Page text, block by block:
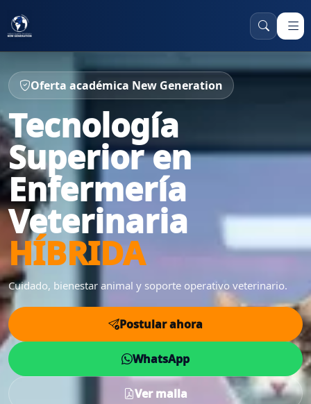
Oferta académica New Generation
Tecnología
Superior en
Enfermería
Veterinaria
HÍBRIDA
Cuidado, bienestar animal y soporte operativo veterinario.
Postular ahora
WhatsApp
Ver malla